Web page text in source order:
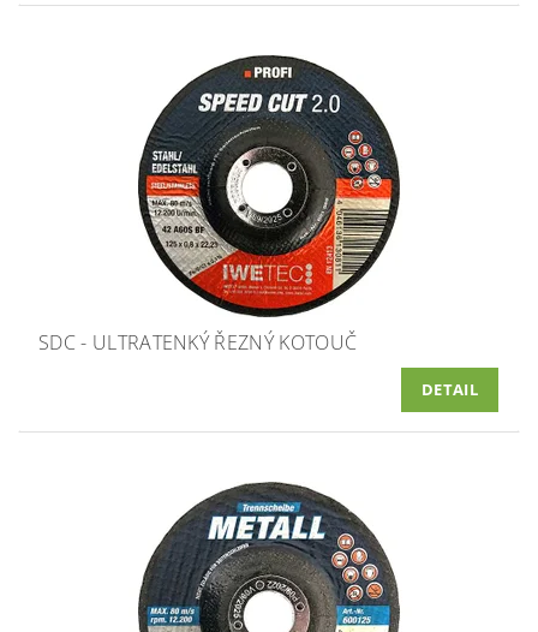
SDC - ULTRATENKÝ ŘEZNÝ KOTOUČ
DETAIL